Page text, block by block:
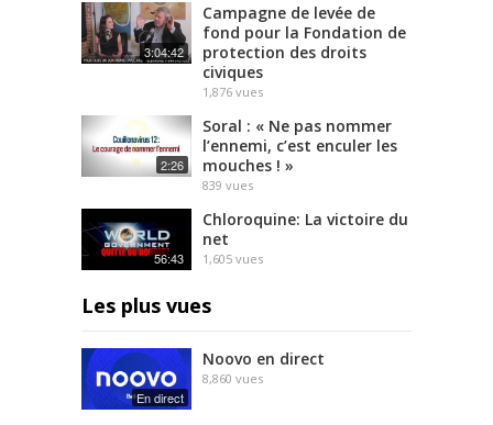
3:04:42
Campagne de levée de
fond pour la Fondation de
protection des droits
civiques
1,876 vues
2:26
Soral : « Ne pas nommer
l’ennemi, c’est enculer les
mouches ! »
839 vues
56:43
Chloroquine: La victoire du
net
1,605 vues
Les plus vues
En direct
Noovo en direct
8,860 vues